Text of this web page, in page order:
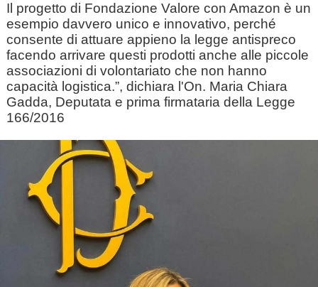
Il progetto di Fondazione Valore con Amazon è un
esempio davvero unico e innovativo, perché
consente di attuare appieno la legge antispreco
facendo arrivare questi prodotti anche alle piccole
associazioni di volontariato che non hanno
capacità logistica.”, dichiara l'On. Maria Chiara
Gadda, Deputata e prima firmataria della Legge
166/2016